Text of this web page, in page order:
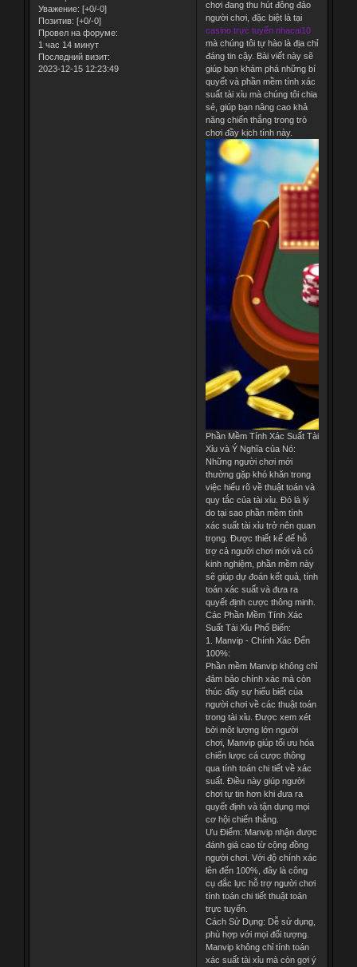
Уважение: [+0/-0]
Позитив: [+0/-0]
Провел на форуме:
1 час 14 минут
Последний визит:
2023-12-15 12:23:49
chơi đang thu hút đông đảo
người chơi, đặc biệt là tại
casino trực tuyến nhacai10
mà chúng tôi tự hào là địa chỉ
đáng tin cậy. Bài viết này sẽ
giúp bạn khám phá những bí
quyết và phần mềm tính xác
suất tài xỉu mà chúng tôi chia
sẻ, giúp bạn nâng cao khả
năng chiến thắng trong trò
chơi đầy kịch tính này.
Phần Mềm Tính Xác Suất Tài
Xỉu và Ý Nghĩa của Nó:
Những người chơi mới
thường gặp khó khăn trong
việc hiểu rõ về thuật toán và
quy tắc của tài xỉu. Đó là lý
do tại sao phần mềm tính
xác suất tài xỉu trở nên quan
trọng. Được thiết kế để hỗ
trợ cả người chơi mới và có
kinh nghiệm, phần mềm này
sẽ giúp dự đoán kết quả, tính
toán xác suất và đưa ra
quyết định cược thông minh.
Các Phần Mềm Tính Xác
Suất Tài Xỉu Phổ Biến:
1. Manvip - Chính Xác Đến
100%:
Phần mềm Manvip không chỉ
đảm bảo chính xác mà còn
thúc đẩy sự hiểu biết của
người chơi về các thuật toán
trong tài xỉu. Được xem xét
bởi một lượng lớn người
chơi, Manvip giúp tối ưu hóa
chiến lược cá cược thông
qua tính toán chi tiết về xác
suất. Điều này giúp người
chơi tự tin hơn khi đưa ra
quyết định và tận dụng mọi
cơ hội chiến thắng.
Ưu Điểm: Manvip nhận được
đánh giá cao từ cộng đồng
người chơi. Với độ chính xác
lên đến 100%, đây là công
cụ đắc lực hỗ trợ người chơi
tính toán chi tiết thuật toán
trực tuyến.
Cách Sử Dụng: Dễ sử dụng,
phù hợp với mọi đối tượng.
Manvip không chỉ tính toán
xác suất tài xỉu mà còn gợi ý